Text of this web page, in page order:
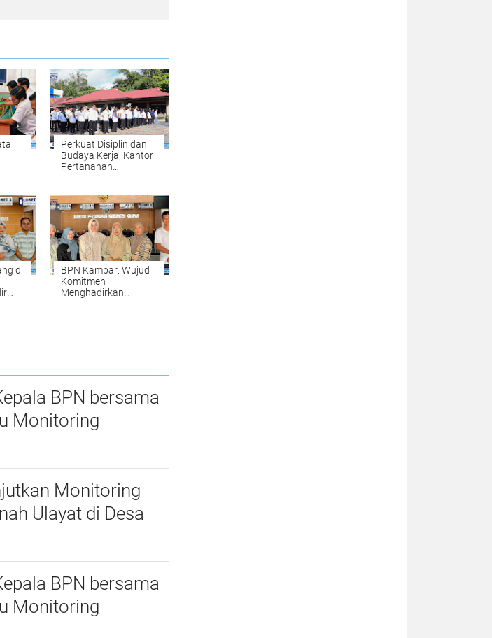
Perkuat Disiplin dan
Budaya Kerja, Kantor
Pertanahan
sebagai Wujud
Komitmen
Meningkatkan
Kualitas Pelayanan
di
BPN Kampar: Wujud
Komitmen
Menghadirkan
BPN bersama
Monitoring
Ulayat di Kubu,
Monitoring
Ulayat di Desa
BPN bersama
Monitoring
Ulayat di Kubu,